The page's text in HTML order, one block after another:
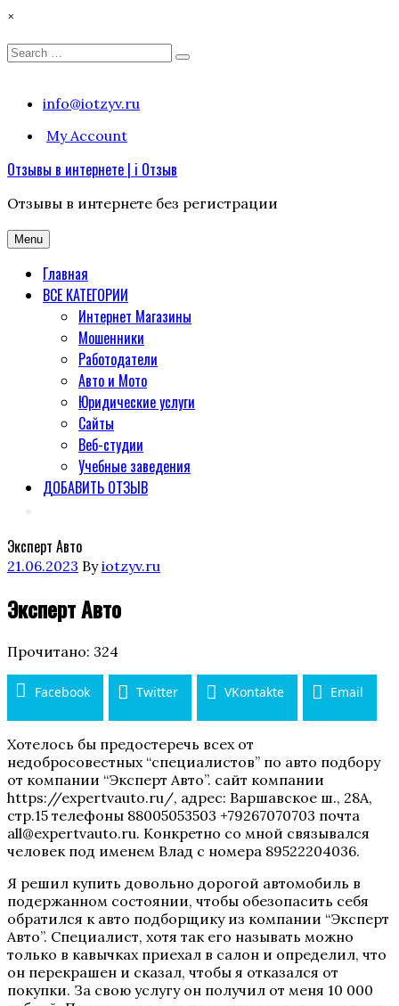
×
Search
Search
Skip
content
info@iotzyv.ru
My Account
Отзывы в интернете | i Отзыв
Отзывы в интернете без регистрации
Menu
Главная
ВСЕ КАТЕГОРИИ
Интернет Магазины
Мошенники
Работодатели
Авто и Мото
Юридические услуги
Сайты
Веб-студии
Учебные заведения
ДОБАВИТЬ ОТЗЫВ
Эксперт Авто
Posted
21.06.2023 Byiotzyv.ru
Эксперт Авто
Прочитано: 324
Facebook Twitter VKontakte Email
Хотелось бы предостеречь всех от
недобросовестных “специалистов” по авто подбору
от компании “Эксперт Авто”. сайт компании
https://expertvauto.ru/, адрес: Варшавское ш., 28А,
стр.15 телефоны 88005053503 +79267070703 почта
all@expertvauto.ru. Конкретно со мной связывался
человек под именем Влад с номера 89522204036.
Я решил купить довольно дорогой автомобиль в
подержанном состоянии, чтобы обезопасить себя
обратился к авто подборщику из компании “Эксперт
Авто”. Специалист, хотя так его называть можно
только в кавычках приехал в салон и определил, что
он перекрашен и сказал, чтобы я отказался от
покупки. За свою услугу он получил от меня 10 000